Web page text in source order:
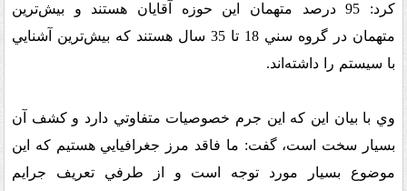
کرد: 95 درصد متهمان اين حوزه آقايان هستند و بيش‌ترين
متهمان در گروه سني 18 تا 35 سال هستند که بيش‌ترين آشنايي
با سيستم را داشته‌اند.
وي با بيان اين که اين جرم خصوصيات متفاوتي دارد و کشف آن
بسيار سخت است، گفت: ما فاقد مرز جغرافيايي هستيم که اين
موضوع بسيار مورد توجه است و از طرفي تعريف جرايم